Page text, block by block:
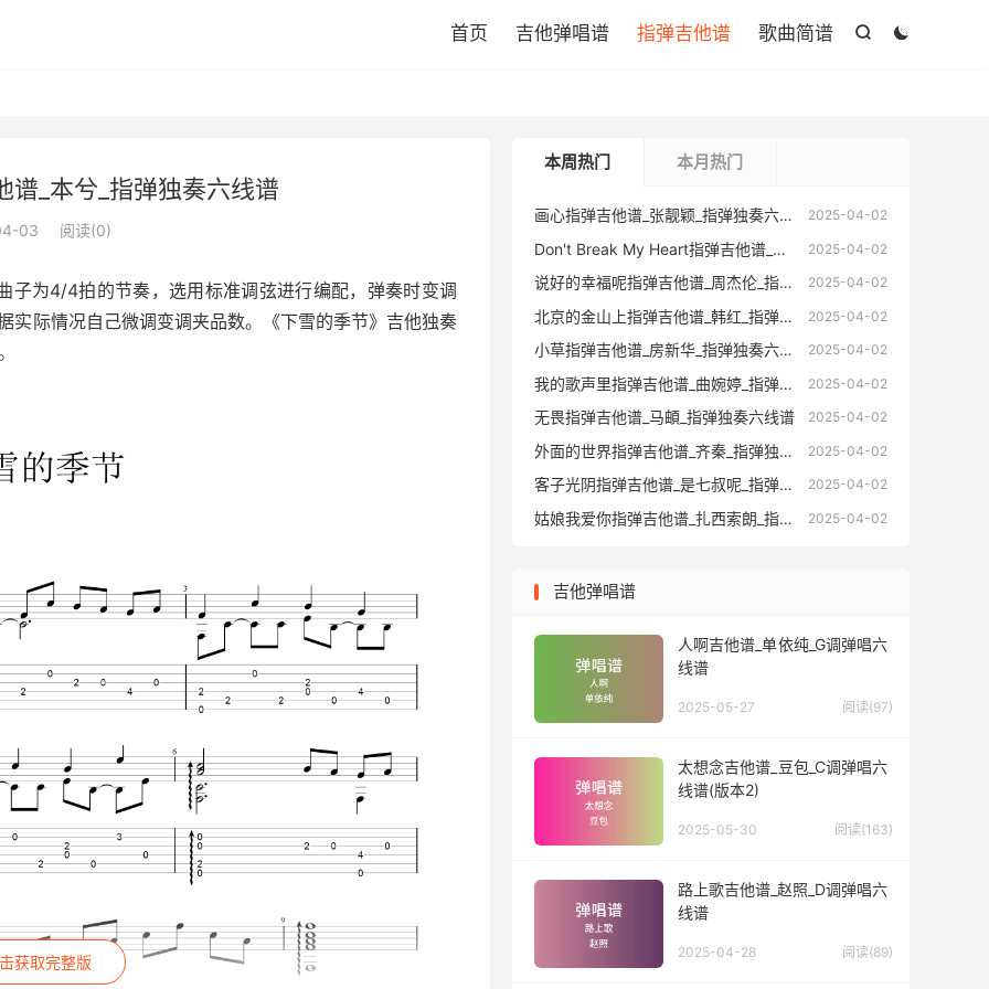


首页 吉他弹唱谱 指弹吉他谱 歌曲简谱
谱_本兮_指弹独奏六线谱
03 阅读(0)
子为4/4拍的节奏，选用标准调弦进行编配，弹奏时变调
实际情况自己微调变调夹品数。《下雪的季节》吉他独奏
获取完整版
本周热门 本月热门
2025-04-02
画心指弹吉他谱_张靓颖_指弹独奏六线谱
2025-04-02
Don't Break My Heart指弹吉他谱_窦唯_指弹独奏六线谱
2025-04-02
说好的幸福呢指弹吉他谱_周杰伦_指弹独奏六线谱
2025-04-02
北京的金山上指弹吉他谱_韩红_指弹独奏六线谱
2025-04-02
小草指弹吉他谱_房新华_指弹独奏六线谱(版本2)
2025-04-02
我的歌声里指弹吉他谱_曲婉婷_指弹独奏六线谱
2025-04-02
无畏指弹吉他谱_马頔_指弹独奏六线谱
2025-04-02
外面的世界指弹吉他谱_齐秦_指弹独奏六线谱
2025-04-02
客子光阴指弹吉他谱_是七叔呢_指弹独奏六线谱
2025-04-02
姑娘我爱你指弹吉他谱_扎西索朗_指弹独奏六线谱
吉他弹唱谱
人啊吉他谱_单依纯_G调弹唱六
线谱
2025-05-27 阅读(97)
太想念吉他谱_豆包_C调弹唱六
线谱(版本2)
2025-05-30 阅读(163)
路上歌吉他谱_赵照_D调弹唱六
线谱
2025-04-28 阅读(89)